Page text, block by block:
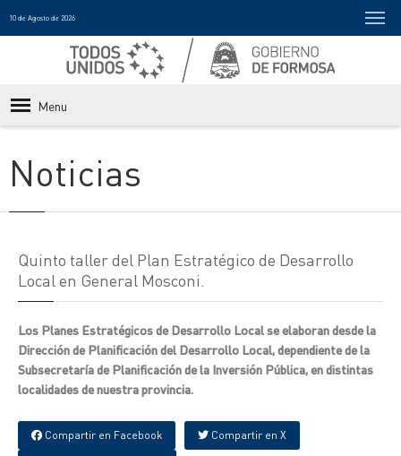
10 de Agosto de 2026
Menu
Noticias
Quinto taller del Plan Estratégico de Desarrollo
Local en General Mosconi.
Los Planes Estratégicos de Desarrollo Local se elaboran desde la
Dirección de Planificación del Desarrollo Local, dependiente de la
Subsecretaría de Planificación de la Inversión Pública, en distintas
localidades de nuestra provincia.
Compartir en Facebook Compartir en X